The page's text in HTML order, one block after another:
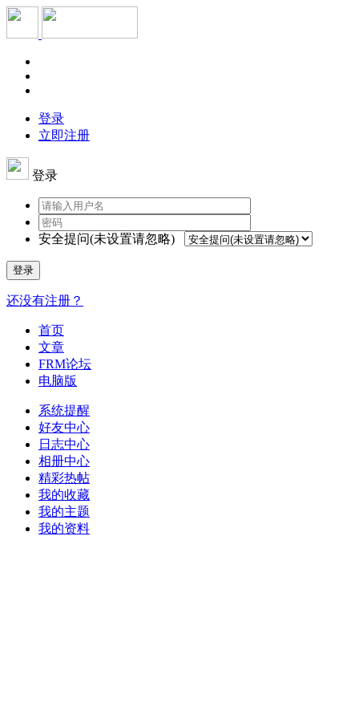
登录
立即注册
登录
安全提问(未设置请忽略)
登录
还没有注册？
首页
文章
FRM论坛
电脑版
系统提醒
好友中心
日志中心
相册中心
精彩热帖
我的收藏
我的主题
我的资料